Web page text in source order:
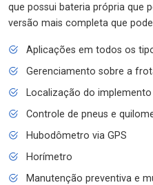
que possui bateria própria que
versão mais completa que
Aplicações em todos os
Gerenciamento sobre a
Localização do implemento
Controle de pneus e
Hubodômetro via GPS
Horímetro
Manutenção preventiva e